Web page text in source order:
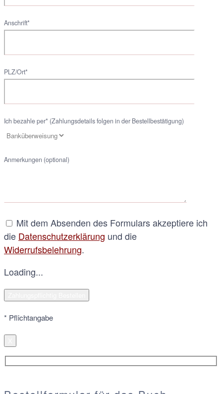
Anschrift*
PLZ/Ort*
Ich bezahle per* (Zahlungsdetails folgen in der Bestellbestätigung)
Anmerkungen (optional)
Mit dem Absenden des Formulars akzeptiere ich
die Datenschutzerklärung und die
Widerrufsbelehrung.
Loading...
* Pflichtangabe